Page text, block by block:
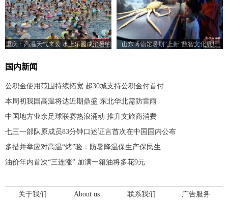
重庆：高温天气来袭 水上乐园成消暑纳
山东博物馆暑期“上新”数智文化展厅
国内新闻
公积金使用范围持续拓宽 超30城支持公积金付首付
本周初我国高温将达近期鼎盛 东北华北需防雷雨
中国地方业余足球联赛热浪涌动 推升文旅商消费
七三一部队原成员83分钟口述证言首次在中国国内公布
多措并举应对高温“烤”验：防暑降温保生产保民生
油价年内首次“三连涨” 加满一箱油将多花9元
关于我们 About us 联系我们 广告服务